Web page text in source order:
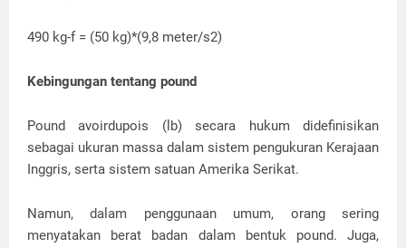
490 kg-f = (50 kg)*(9,8 meter/s2)
Kebingungan tentang pound
Pound avoirdupois (lb) secara hukum didefinisikan
sebagai ukuran massa dalam sistem pengukuran Kerajaan
Inggris, serta sistem satuan Amerika Serikat.
Namun, dalam penggunaan umum, orang sering
menyatakan berat badan dalam bentuk pound. Juga,